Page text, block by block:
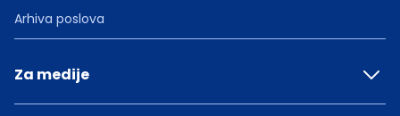
Arhiva poslova
Za medije